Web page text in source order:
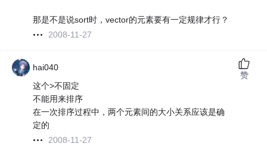
那是不是说sort时，vector的元素要有一定规律才行？
2008-11-27
hai040
这个>不固定
不能用来排序
在一次排序过程中，两个元素间的大小关系应该是确
定的
2008-11-27
赞